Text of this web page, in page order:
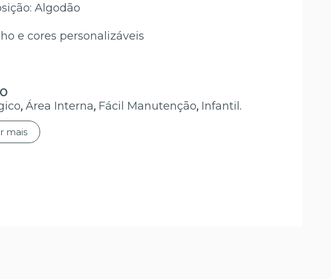
Algodão
e cores personalizáveis
Área Interna Fácil Manutenção Infantil.
mais